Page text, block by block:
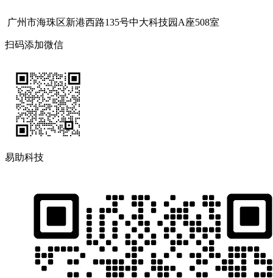
广州市海珠区新港西路135号中大科技园A座508室
扫码添加微信
易助科技